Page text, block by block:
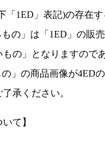
「1ED」表記)の存在
の」は「1ED」の販
の」となりますので
の」の商品画像が4ED
承ください。
て】